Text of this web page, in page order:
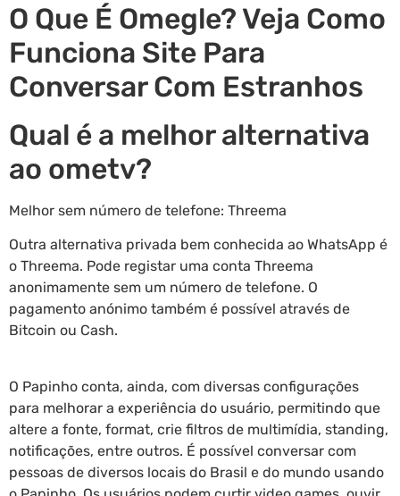
O Que É Omegle? Veja Como
Funciona Site Para
Conversar Com Estranhos
Qual é a melhor alternativa
ao ometv?
Melhor sem número de telefone: Threema
Outra alternativa privada bem conhecida ao WhatsApp é
o Threema. Pode registar uma conta Threema
anonimamente sem um número de telefone. O
pagamento anónimo também é possível através de
Bitcoin ou Cash.
O Papinho conta, ainda, com diversas configurações
para melhorar a experiência do usuário, permitindo que
altere a fonte, format, crie filtros de multimídia, standing,
notificações, entre outros. É possível conversar com
pessoas de diversos locais do Brasil e do mundo usando